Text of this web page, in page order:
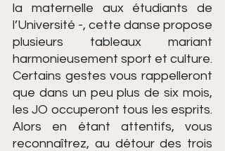
la maternelle aux étudiants de
l’Université -, cette danse propose
plusieurs tableaux mariant
harmonieusement sport et culture.
Certains gestes vous rappelleront
que dans un peu plus de six mois,
les JO occuperont tous les esprits.
Alors en étant attentifs, vous
reconnaîtrez, au détour des trois